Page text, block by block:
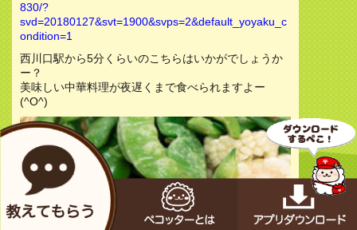
830/?
svd=20180127&svt=1900&svps=2&default_yoyaku_c
ondition=1
西川口駅から5分くらいのこちらはいかがでしょうか
ー？
美味しい中華料理が夜遅くまで食べられますよー
(^O^)